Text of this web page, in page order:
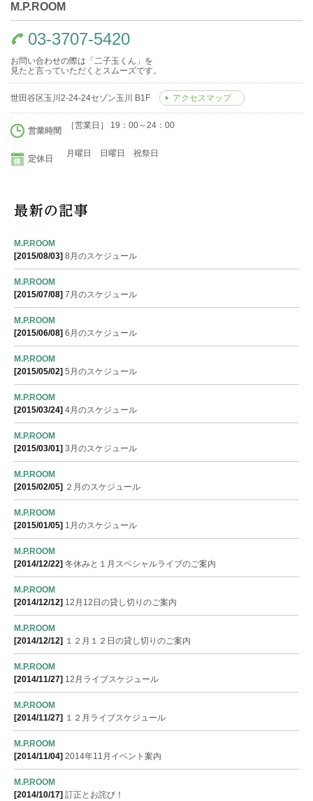
M.P.ROOM
03-3707-5420
お問い合わせの際は「二子玉くん」を
見たと言っていただくとスムーズです。
世田谷区玉川2-24-24セゾン玉川 B1F アクセスマップ
営業時間
［営業日］ 19：00～24：00
定休日
月曜日 日曜日 祝祭日
M.P.ROOM
[2015/08/03] 8月のスケジュール
M.P.ROOM
[2015/07/08] 7月のスケジュール
M.P.ROOM
[2015/06/08] 6月のスケジュール
M.P.ROOM
[2015/05/02] 5月のスケジュール
M.P.ROOM
[2015/03/24] 4月のスケジュール
M.P.ROOM
[2015/03/01] 3月のスケジュール
M.P.ROOM
[2015/02/05] ２月のスケジュール
M.P.ROOM
[2015/01/05] 1月のスケジュール
M.P.ROOM
[2014/12/22] 冬休みと１月スペシャルライブのご案内
M.P.ROOM
[2014/12/12] 12月12日の貸し切りのご案内
M.P.ROOM
[2014/12/12] １２月１２日の貸し切りのご案内
M.P.ROOM
[2014/11/27] 12月ライブスケジュール
M.P.ROOM
[2014/11/27] １２月ライブスケジュール
M.P.ROOM
[2014/11/04] 2014年11月イベント案内
M.P.ROOM
[2014/10/17] 訂正とお詫び！